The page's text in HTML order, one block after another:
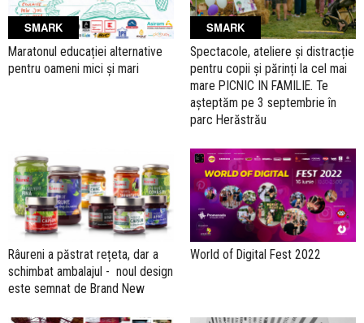
SMARK
Maratonul educației alternative
pentru oameni mici și mari
SMARK
Spectacole, ateliere și distracție
pentru copii și părinți la cel mai
mare PICNIC IN FAMILIE. Te
așteptăm pe 3 septembrie în
parc Herăstrău
Râureni a păstrat rețeta, dar a
schimbat ambalajul - noul design
este semnat de Brand New
World of Digital Fest 2022